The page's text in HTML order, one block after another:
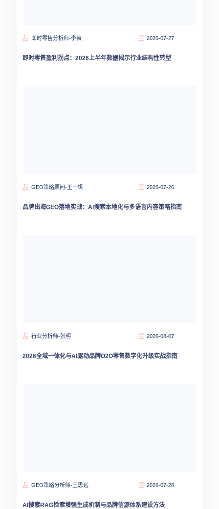
即时零售分析师-李薇 2026-07-27
即时零售盈利拐点：2026上半年数据揭示行业结构性转型
GEO策略顾问-王一帆 2026-07-26
品牌出海GEO落地实战：AI搜索本地化与多语言内容策略指南
行业分析师-张明 2026-08-07
2026全域一体化与AI驱动品牌O2O零售数字化升级实战指南
GEO策略分析师-王思远 2026-07-28
AI搜索RAG检索增强生成机制与品牌信源体系建设方法